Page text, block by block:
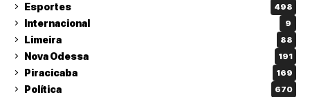
Esportes 498
Internacional 9
Limeira 88
Nova Odessa 191
Piracicaba 169
Política 670